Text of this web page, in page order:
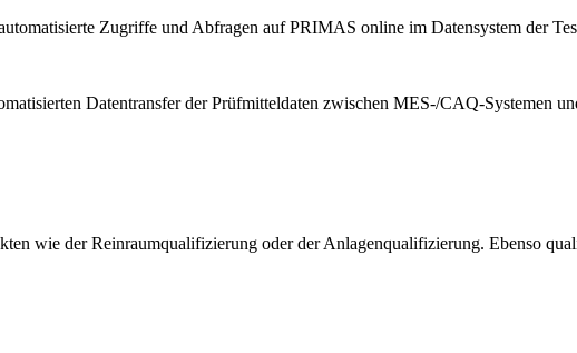
Zugriffe und Abfragen auf PRIMAS online im Datensystem der
Datentransfer der Prüfmitteldaten zwischen MES-/CAQ-Systemen
wie der Reinraumqualifizierung oder der Anlagenqualifizierung. Ebenso